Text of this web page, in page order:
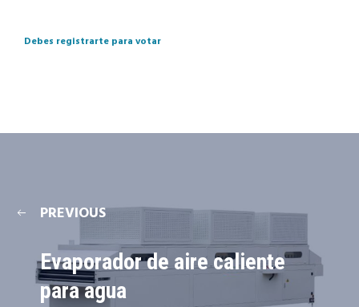
Debes registrarte para votar
PREVIOUS
Evaporador de aire caliente
para agua